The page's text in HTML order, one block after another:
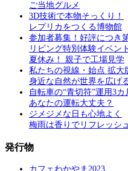
ご当地グルメ
3D技術で本物そっくり！
レプリカをつくる博物館
参加者募集！好評につき
リビング特別体験イベント
夏休み！ 親子で工場見学
私たちの視線・始点 拡大
身近な自然が世界を広げ
自転車の“青切符”運用3カ
あなたの運転大丈夫？
ジメジメな日も心地よく
梅雨は香りでリフレッシ
発行物
カフェわかやま2023